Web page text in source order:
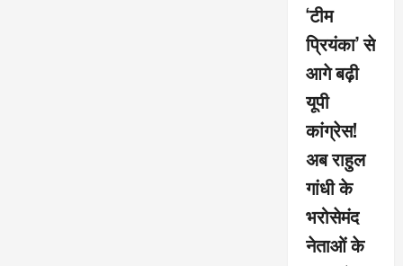
‘टीम
प्रियंका’ से
आगे बढ़ी
यूपी
कांग्रेस!
अब राहुल
गांधी के
भरोसेमंद
नेताओं के